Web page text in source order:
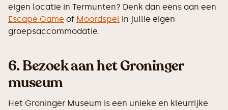
eigen locatie in Termunten? Denk dan eens aan een
Escape Game of Moordspel in jullie eigen
groepsaccommodatie.
6.Bezoek aan het Groninger
museum
Het Groninger Museum is een unieke en kleurrijke